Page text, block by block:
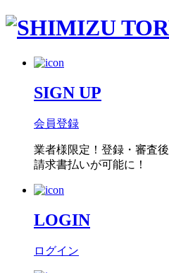
SIGN UP
会員登録
業者様限定！ 登録・審査後
請求書払いが可能に！
LOGIN
ログイン